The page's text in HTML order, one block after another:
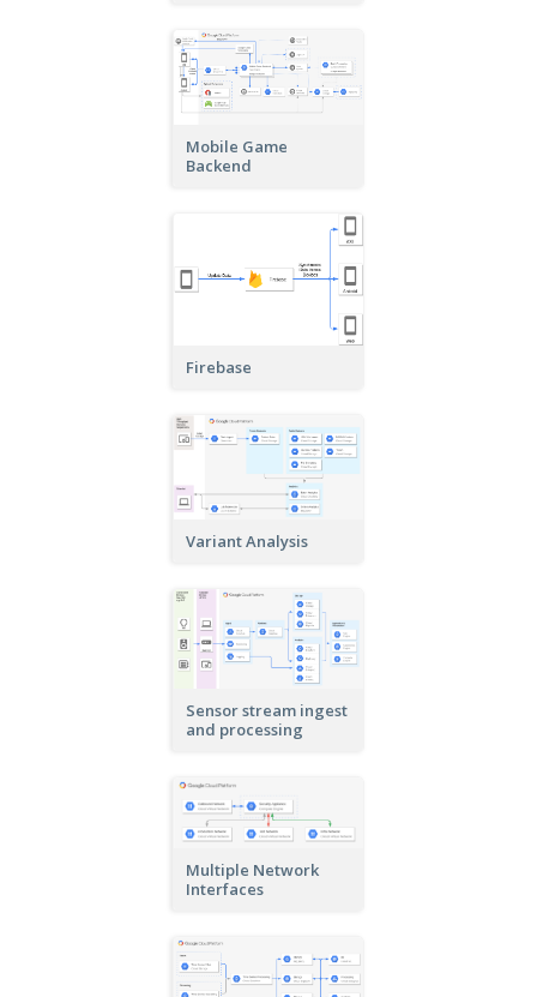
Mobile Game
Backend
Firebase
Variant Analysis
Sensor stream ingest
and processing
Multiple Network
Interfaces